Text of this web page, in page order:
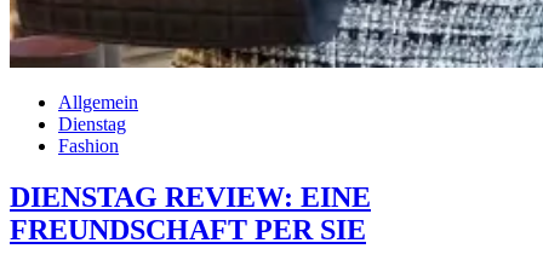
Allgemein
Dienstag
Fashion
DIENSTAG REVIEW: EINE
FREUNDSCHAFT PER SIE